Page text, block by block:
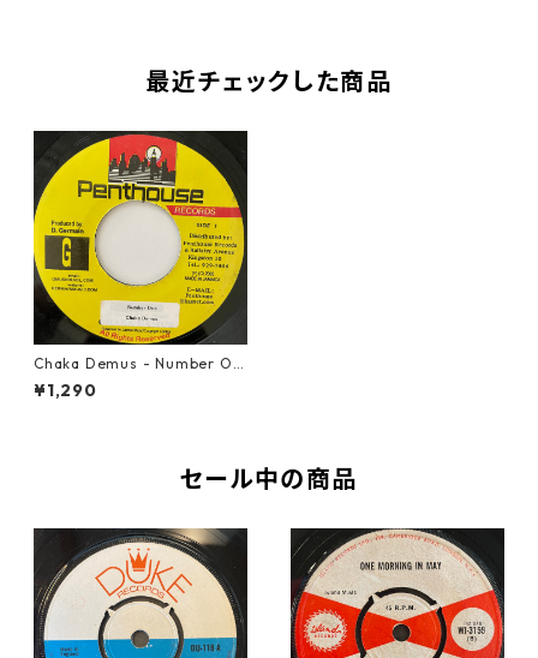
最近チェックした商品
Chaka Demus - Number On
e【7-20926】
¥1,290
セール中の商品